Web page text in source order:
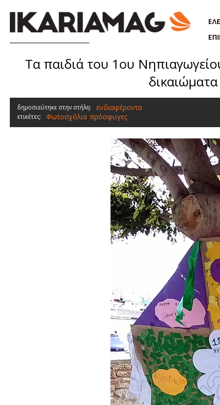
Τα παιδιά του 1ου
δημοσιεύτηκε στην στήλη: ενδιαφέροντα
ετικέτες: Φωτοσχόλια, πρόσφυγες